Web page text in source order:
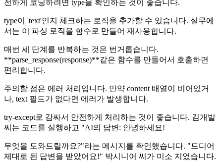
전하게 코딩하려면 type을 확인하는 것이 좋습니다.
type이 'text'인지 체크하는 로직을 추가할 수 있습니다. 실무에
서는 이 파싱 로직을 함수로 만들어 재사용합니다.
매번 세 단계를 반복하는 것은 번거롭습니다.
**parse_response(response)**같은 함수를 만들어서 호출하면
편리합니다.
주의할 점은 에러 처리입니다. 만약 content 배열이 비어있거
나, text 필드가 없다면 에러가 발생합니다.
try-except로 감싸서 안전하게 처리하는 것이 좋습니다. 김개발
씨는 코드를 실행하고 "AI의 답변: 안녕하세요!
무엇을 도와드릴까요?"라는 메시지를 확인했습니다. "드디어
제대로 된 답변을 받았어요!" 박시니어 씨가 미소 지었습니다.